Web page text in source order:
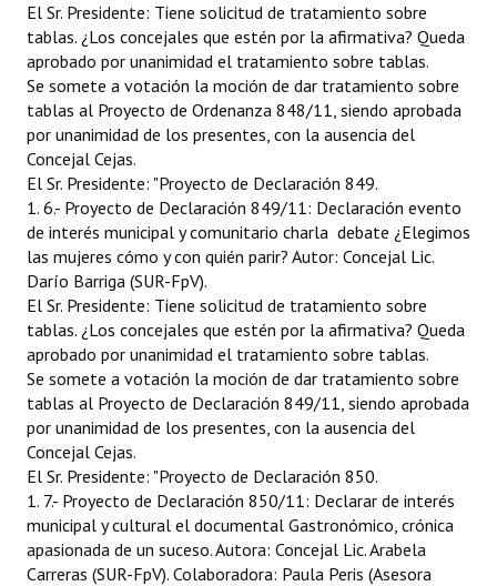
El Sr. Presidente: Tiene solicitud de tratamiento sobre
tablas. ¿Los concejales que estén por la afirmativa? Queda
aprobado por unanimidad el tratamiento sobre tablas.
Se somete a votación la moción de dar tratamiento sobre
tablas al Proyecto de Ordenanza 848/11, siendo aprobada
por unanimidad de los presentes, con la ausencia del
Concejal Cejas.
El Sr. Presidente: "Proyecto de Declaración 849.
1. 6.- Proyecto de Declaración 849/11: Declaración evento
de interés municipal y comunitario charla  debate ¿Elegimos
las mujeres cómo y con quién parir? Autor: Concejal Lic.
Darío Barriga (SUR-FpV).
El Sr. Presidente: Tiene solicitud de tratamiento sobre
tablas. ¿Los concejales que estén por la afirmativa? Queda
aprobado por unanimidad el tratamiento sobre tablas.
Se somete a votación la moción de dar tratamiento sobre
tablas al Proyecto de Declaración 849/11, siendo aprobada
por unanimidad de los presentes, con la ausencia del
Concejal Cejas.
El Sr. Presidente: "Proyecto de Declaración 850.
1. 7.- Proyecto de Declaración 850/11: Declarar de interés
municipal y cultural el documental Gastronómico, crónica
apasionada de un suceso. Autora: Concejal Lic. Arabela
Carreras (SUR-FpV). Colaboradora: Paula Peris (Asesora